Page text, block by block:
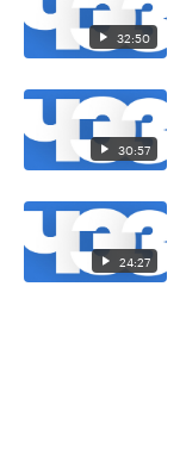
32:50
30:57
24:27